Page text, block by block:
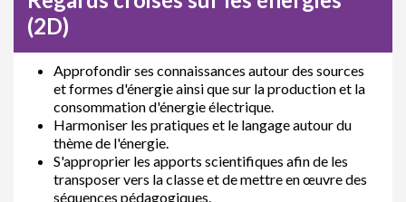
(2D)
Approfondir ses connaissances autour des sources
et formes d'énergie ainsi que sur la production et la
consommation d'énergie électrique.
Harmoniser les pratiques et le langage autour du
thème de l'énergie.
S'approprier les apports scientifiques afin de les
transposer vers la classe et de mettre en œuvre des
séquences pédagogiques.